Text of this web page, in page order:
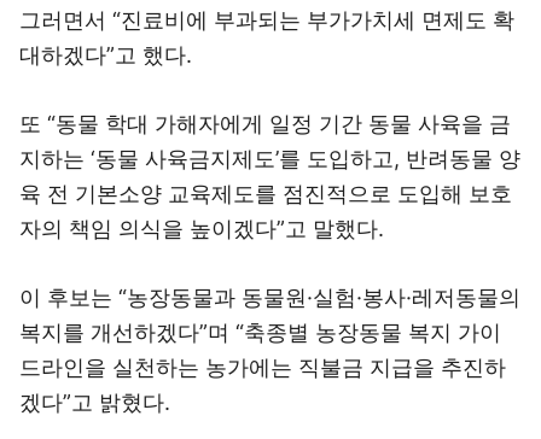
그러면서 “진료비에 부과되는 부가가치세 면제도 확
대하겠다”고 했다.
또 “동물 학대 가해자에게 일정 기간 동물 사육을 금
지하는 ‘동물 사육금지제도’를 도입하고, 반려동물 양
육 전 기본소양 교육제도를 점진적으로 도입해 보호
자의 책임 의식을 높이겠다”고 말했다.
이 후보는 “농장동물과 동물원·실험·봉사·레저동물의
복지를 개선하겠다”며 “축종별 농장동물 복지 가이
드라인을 실천하는 농가에는 직불금 지급을 추진하
겠다”고 밝혔다.